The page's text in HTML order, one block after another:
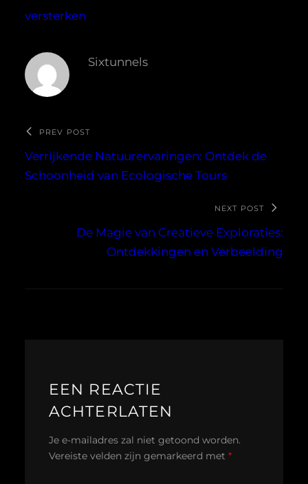
versterken
Sixtunnels
PREV POST
Verrijkende Natuurervaringen: Ontdek de
Schoonheid van Ecologische Tours
NEXT POST
De Magie van Creatieve Exploraties:
Ontdekkingen en Verbeelding
EEN REACTIE
ACHTERLATEN
Je e-mailadres zal niet getoond worden.
Vereiste velden zijn gemarkeerd met *